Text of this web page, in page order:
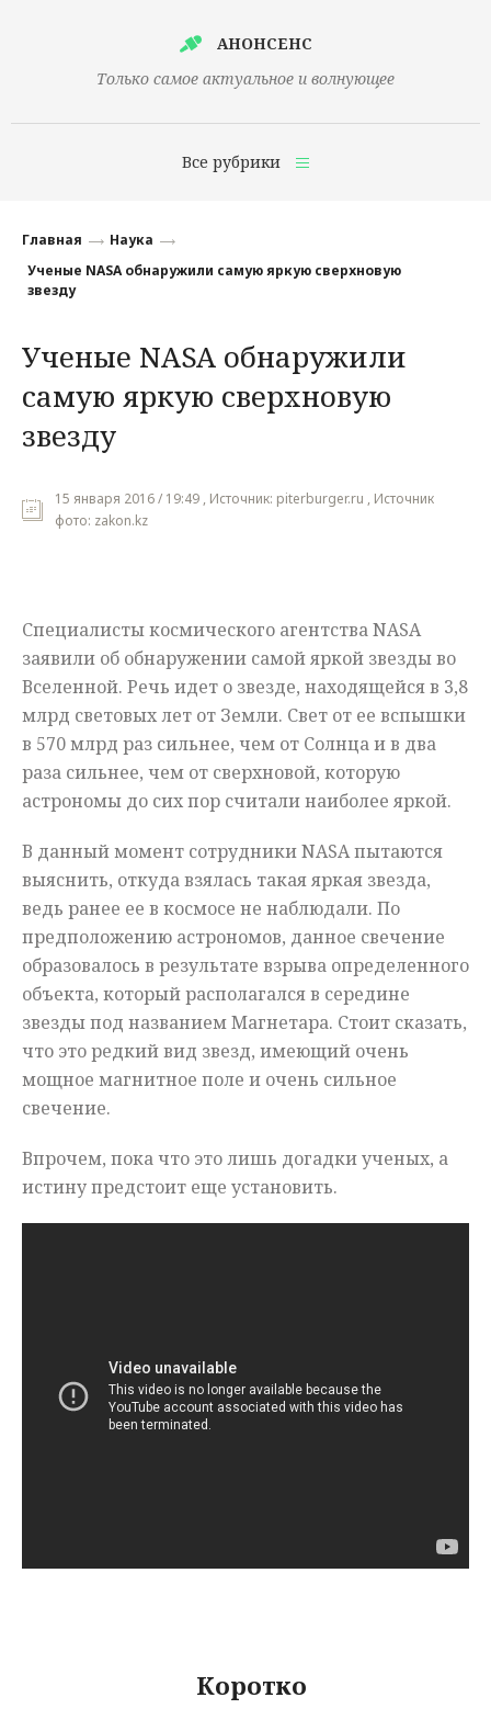
АНОНСЕНС
Только самое актуальное и волнующее
Все рубрики
Финансы
Наука
Культура
Общество
Мнения
Главная
Наука
Ученые NASA обнаружили самую яркую сверхновую
звезду
Ученые NASA обнаружили
самую яркую сверхновую
звезду
15 января 2016 / 19:49 , Источник: piterburger.ru , Источник
фото: zakon.kz
Специалисты космического агентства NASA
заявили об обнаружении самой яркой звезды во
Вселенной. Речь идет о звезде, находящейся в 3,8
млрд световых лет от Земли. Свет от ее вспышки
в 570 млрд раз сильнее, чем от Солнца и в два
раза сильнее, чем от сверхновой, которую
астрономы до сих пор считали наиболее яркой.
В данный момент сотрудники NASA пытаются
выяснить, откуда взялась такая яркая звезда,
ведь ранее ее в космосе не наблюдали. По
предположению астрономов, данное свечение
образовалось в результате взрыва определенного
объекта, который располагался в середине
звезды под названием Магнетара. Стоит сказать,
что это редкий вид звезд, имеющий очень
мощное магнитное поле и очень сильное
свечение.
Впрочем, пока что это лишь догадки ученых, а
истину предстоит еще установить.
Коротко